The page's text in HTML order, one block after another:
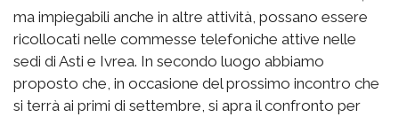
ma impiegabili anche in altre attività, possano essere
ricollocati nelle commesse telefoniche attive nelle
sedi di Asti e Ivrea. In secondo luogo abbiamo
proposto che, in occasione del prossimo incontro che
si terrà ai primi di settembre, si apra il confronto per